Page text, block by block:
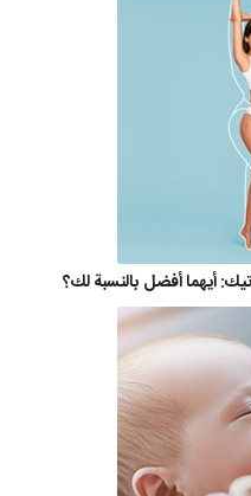
أيهما أفضل بالنسبة لك؟